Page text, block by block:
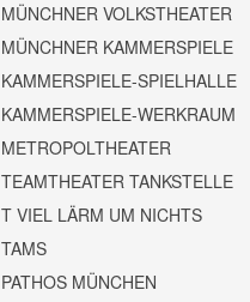
MÜNCHNER VOLKSTHEATER
MÜNCHNER KAMMERSPIELE
KAMMERSPIELE-SPIELHALLE
KAMMERSPIELE-WERKRAUM
METROPOLTHEATER
TEAMTHEATER TANKSTELLE
T VIEL LÄRM UM NICHTS
TAMS
PATHOS MÜNCHEN